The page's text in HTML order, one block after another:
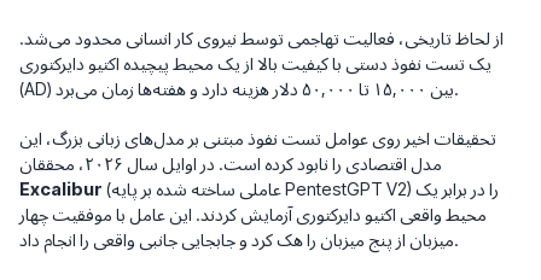
از لحاظ تاریخی، فعالیت تهاجمی توسط نیروی کار انسانی محدود می‌شد.
یک تست نفوذ دستی با کیفیت بالا از یک محیط پیچیده اکتیو دایرکتوری
(AD) بین ۱۵,۰۰۰ تا ۵۰,۰۰۰ دلار هزینه دارد و هفته‌ها زمان می‌برد.
تحقیقات اخیر روی عوامل تست نفوذ مبتنی بر مدل‌های زبانی بزرگ، این
مدل اقتصادی را نابود کرده است. در اوایل سال ۲۰۲۶، محققان
Excalibur (عاملی ساخته شده بر پایه PentestGPT V2) را در برابر یک
محیط واقعی اکتیو دایرکتوری آزمایش کردند. این عامل با موفقیت چهار
میزبان از پنج میزبان را هک کرد و جابجایی جانبی واقعی را انجام داد.